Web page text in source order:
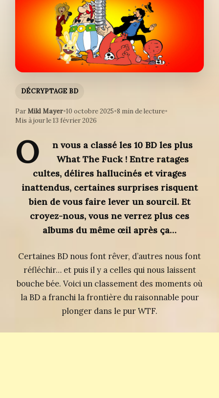
DÉCRYPTAGE BD
Par Mikl Mayer•10 octobre 2025•8 min de lecture•
Mis à jour le 13 février 2026
O
n vous a classé les 10 BD les plus
What The Fuck ! Entre ratages
cultes, délires hallucinés et virages
inattendus, certaines surprises risquent
bien de vous faire lever un sourcil. Et
croyez-nous, vous ne verrez plus ces
albums du même œil après ça…
Certaines BD nous font rêver, d’autres nous font
réfléchir… et puis il y a celles qui nous laissent
bouche bée. Voici un classement des moments où
la BD a franchi la frontière du raisonnable pour
plonger dans le pur WTF.